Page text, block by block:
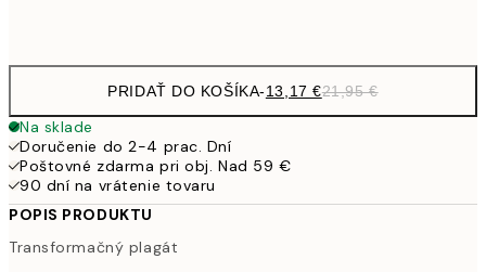
PRIDAŤ DO KOŠÍKA-13,17 €21,95 €
Na sklade
Doručenie do 2-4 prac. Dní
Poštovné zdarma pri obj. Nad 59 €
90 dní na vrátenie tovaru
POPIS PRODUKTU
Transformačný plagát